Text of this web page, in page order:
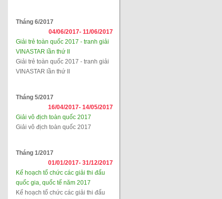
Tháng 6/2017
04/06/2017- 11/06/2017
Giải trẻ toàn quốc 2017 - tranh giải
VINASTAR lần thứ II
Giải trẻ toàn quốc 2017 - tranh giải
VINASTAR lần thứ II
Tháng 5/2017
16/04/2017- 14/05/2017
Giải vô địch toàn quốc 2017
Giải vô địch toàn quốc 2017
Tháng 1/2017
01/01/2017- 31/12/2017
Kế hoạch tổ chức các giải thi đấu
quốc gia, quốc tế năm 2017
Kế hoạch tổ chức các giải thi đấu